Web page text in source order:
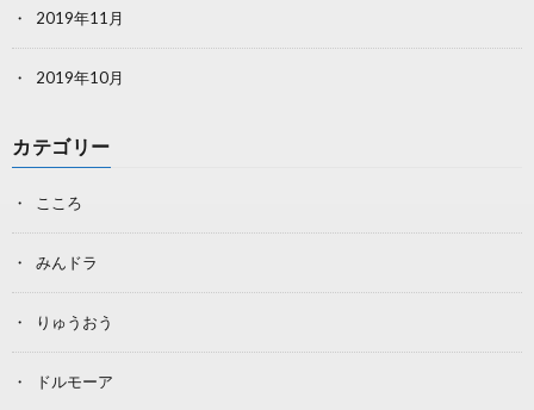
2019年11月
2019年10月
カテゴリー
こころ
みんドラ
りゅうおう
ドルモーア